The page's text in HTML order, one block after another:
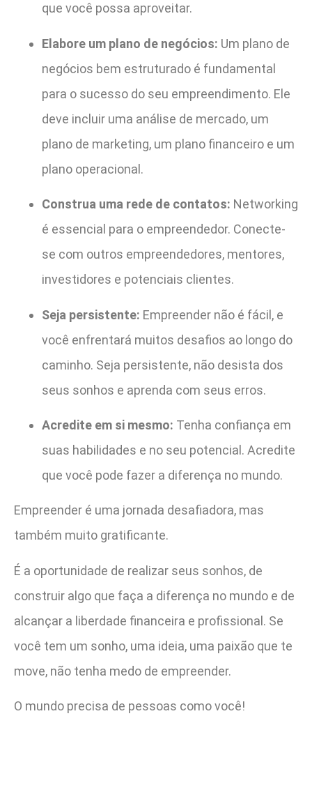
que você possa aproveitar.
Elabore um plano de negócios: Um plano de
negócios bem estruturado é fundamental
para o sucesso do seu empreendimento. Ele
deve incluir uma análise de mercado, um
plano de marketing, um plano financeiro e um
plano operacional.
Construa uma rede de contatos: Networking
é essencial para o empreendedor. Conecte-
se com outros empreendedores, mentores,
investidores e potenciais clientes.
Seja persistente: Empreender não é fácil, e
você enfrentará muitos desafios ao longo do
caminho. Seja persistente, não desista dos
seus sonhos e aprenda com seus erros.
Acredite em si mesmo: Tenha confiança em
suas habilidades e no seu potencial. Acredite
que você pode fazer a diferença no mundo.
Empreender é uma jornada desafiadora, mas
também muito gratificante.
É a oportunidade de realizar seus sonhos, de
construir algo que faça a diferença no mundo e de
alcançar a liberdade financeira e profissional. Se
você tem um sonho, uma ideia, uma paixão que te
move, não tenha medo de empreender.
O mundo precisa de pessoas como você!